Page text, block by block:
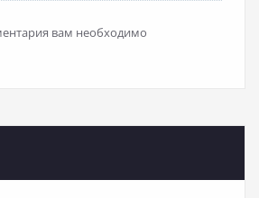
вам необходимо